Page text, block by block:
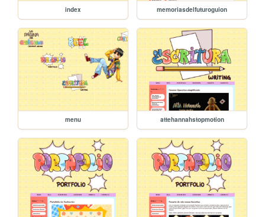
index memoriasdelfuturoguion
menu attehannahstopmotion